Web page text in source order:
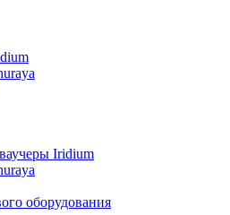
Iridium
оборудования